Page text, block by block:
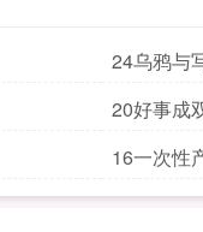
24乌鸦与
20好事成
16一次性